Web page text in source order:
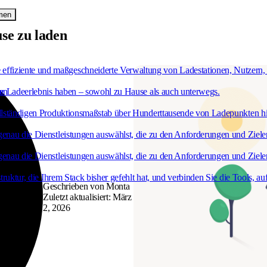
und maßgeschneiderte Verwaltung von Ladestationen,
haben – sowohl zu Hause als auch unterwegs.
Produktionsmaßstab über Hunderttausende von Ladepunkten
die Dienstleistungen auswählst, die zu den Anforderungen und
die Dienstleistungen auswählst, die zu den Anforderungen und
die Ihrem Stack bisher gefehlt hat, und verbinden Sie die Tools,
zu laden
Geschrieben von Monta
Zuletzt aktualisiert: März
2, 2026